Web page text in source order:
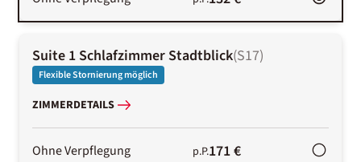
Suite 1 Schlafzimmer Stadtblick(S17)
Flexible Stornierung möglich
ZIMMERDETAILS
Ohne Verpflegung p.P.171 €